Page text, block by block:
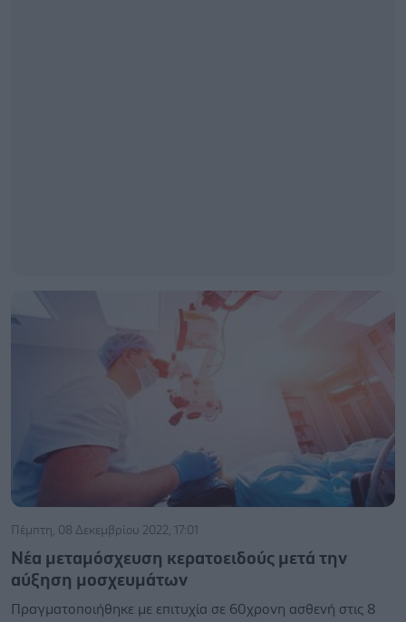
Πέμπτη, 08 Δεκεμβρίου 2022, 17:01
Νέα μεταμόσχευση κερατοειδούς μετά την
αύξηση μοσχευμάτων
Πραγματοποιήθηκε με επιτυχία σε 60χρονη ασθενή στις 8